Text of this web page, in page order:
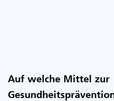
Auf welche Mittel zur